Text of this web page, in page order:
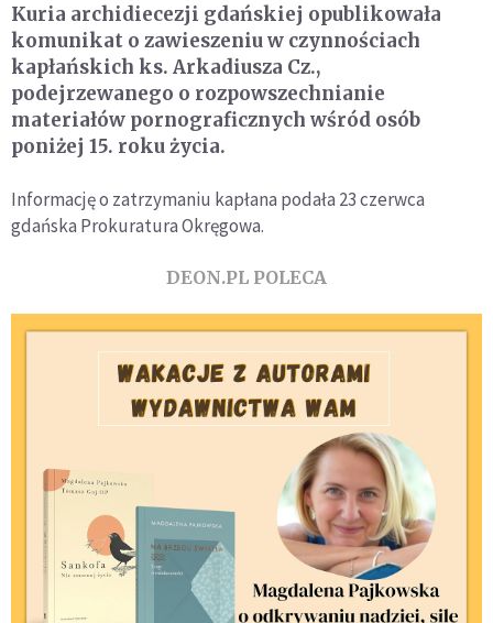
Kuria archidiecezji gdańskiej opublikowała
komunikat o zawieszeniu w czynnościach
kapłańskich ks. Arkadiusza Cz.,
podejrzewanego o rozpowszechnianie
materiałów pornograficznych wśród osób
poniżej 15. roku życia.
Informację o zatrzymaniu kapłana podała 23 czerwca
gdańska Prokuratura Okręgowa.
DEON.PL POLECA